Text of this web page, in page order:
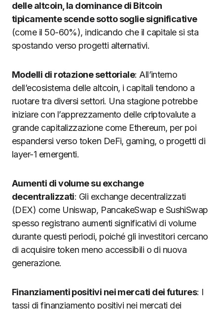
delle altcoin, la dominance di Bitcoin
tipicamente scende sotto soglie significative
(come il 50-60%), indicando che il capitale si sta
spostando verso progetti alternativi.
Modelli di rotazione settoriale: All’interno
dell’ecosistema delle altcoin, i capitali tendono a
ruotare tra diversi settori. Una stagione potrebbe
iniziare con l’apprezzamento delle criptovalute a
grande capitalizzazione come Ethereum, per poi
espandersi verso token DeFi, gaming, o progetti di
layer-1 emergenti.
Aumenti di volume su exchange
decentralizzati: Gli exchange decentralizzati
(DEX) come Uniswap, PancakeSwap e SushiSwap
spesso registrano aumenti significativi di volume
durante questi periodi, poiché gli investitori cercano
di acquisire token meno accessibili o di nuova
generazione.
Finanziamenti positivi nei mercati dei futures: I
tassi di finanziamento positivi nei mercati dei